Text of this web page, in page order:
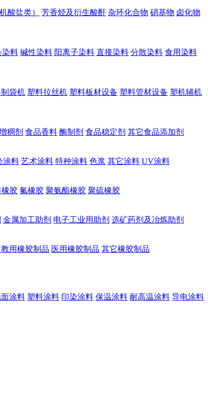
酸盐类） 芳香烃及衍生酸酐 杂环化合物 硝基物 卤化物
染料 碱性染料 阳离子染料 直接染料 分散染料 食用染料
袋机 塑料拉丝机 塑料板材设备 塑料管材设备 塑机辅机
稠剂 食品香料 酶制剂 食品稳定剂 其它食品添加剂
涂料 艺术涂料 特种涂料 色浆 其它涂料 UV涂料
橡胶 氟橡胶 聚氨酯橡胶 聚硫橡胶
金属加工助剂 电子工业用助剂 选矿药剂及冶炼助剂
用橡胶制品 医用橡胶制品 其它橡胶制品
涂料 塑料涂料 印染涂料 保温涂料 耐高温涂料 导电涂料